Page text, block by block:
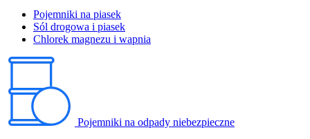
Pojemniki na piasek
Sól drogowa i piasek
Chlorek magnezu i wapnia
Pojemniki na odpady niebezpieczne